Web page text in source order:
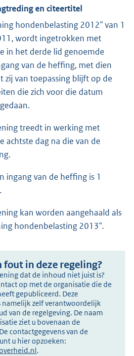
en citeertitel
hondenbelasting 2012" van 1
wordt ingetrokken met
in het derde lid genoemde
van de heffing, met dien
zij van toepassing blijft op de
die zich voor die datum
treedt in werking met
achtste dag na die van de
ingang van de heffing is 1
kan worden aangehaald als
hondenbelasting 2013".
fout in deze regeling?
dat de inhoud niet juist is?
op met de organisatie die de
gepubliceerd. Deze
namelijk zelf verantwoordelijk
van de regelgeving. De naam
ziet u bovenaan de
contactgegevens van de
u hier opzoeken:
.